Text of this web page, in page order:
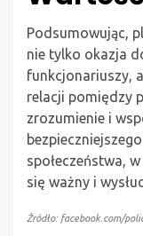
Podsumowując,
nie tylko okazja
funkcjonariuszy,
relacji pomiędzy
zrozumienie i
społeczeństwa,
się ważny i
Źródło: facebook.com/